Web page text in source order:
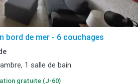
bord de mer - 6 couchages
1 salle de bain.
gratuite (J-60)